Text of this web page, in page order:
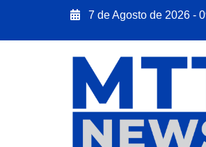
7 de Agosto de 2026 -